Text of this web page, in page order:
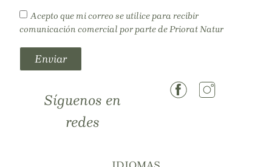
Acepto que mi correo se utilice para recibir
comunicación comercial por parte de Priorat Natur
Enviar
Síguenos en
redes